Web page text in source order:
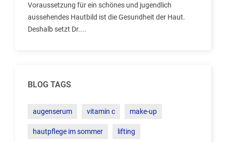
Voraussetzung für ein schönes und jugendlich
aussehendes Hautbild ist die Gesundheit der Haut.
Deshalb setzt Dr....
BLOG TAGS
augenserum vitamin c make-up
hautpflege im sommer lifting